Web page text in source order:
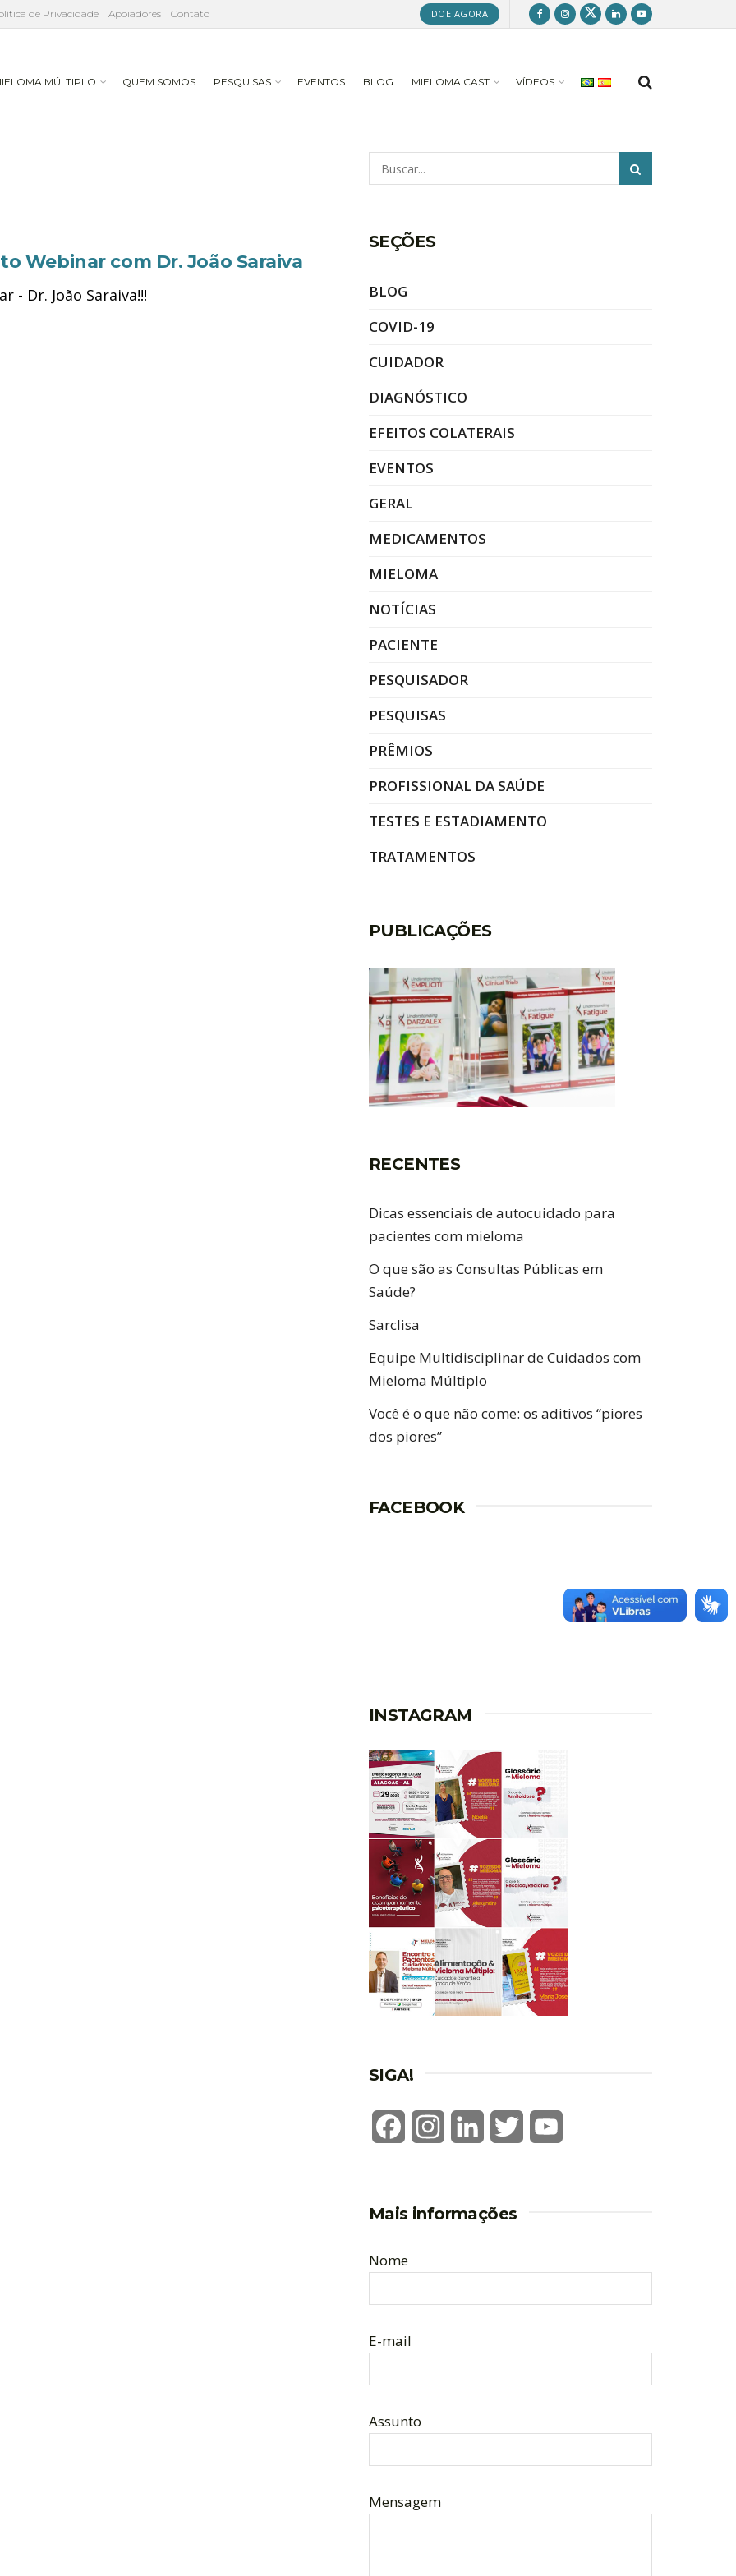
de Privacidade Apoiadores Contato DOE AGORA
MÚLTIPLO QUEM SOMOS PESQUISAS EVENTOS BLOG MIELOMA CAST VÍDEOS
Webinar com Dr. João Saraiva
- Dr. João Saraiva!!!
Pesquisar
SEÇÕES
BLOG
COVID-19
CUIDADOR
DIAGNÓSTICO
EFEITOS COLATERAIS
EVENTOS
GERAL
MEDICAMENTOS
MIELOMA
NOTÍCIAS
PACIENTE
PESQUISADOR
PESQUISAS
PRÊMIOS
PROFISSIONAL DA SAÚDE
TESTES E ESTADIAMENTO
TRATAMENTOS
PUBLICAÇÕES
RECENTES
Dicas essenciais de autocuidado para
pacientes com mieloma
O que são as Consultas Públicas em
Saúde?
Sarclisa
Equipe Multidisciplinar de Cuidados com
Mieloma Múltiplo
Você é o que não come: os aditivos “piores
dos piores”
FACEBOOK
INSTAGRAM
SIGA!
FacebookInstagramLinkedInTwitter
Mais informações
Nome
E-mail
Assunto
Mensagem